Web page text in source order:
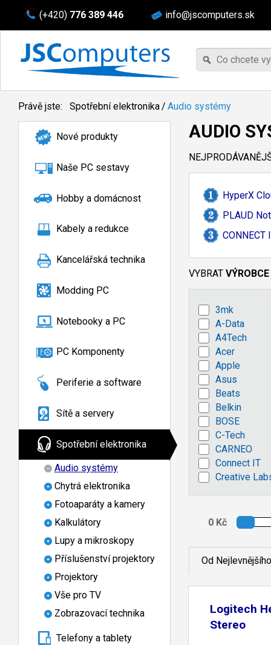
(+420) 776 389 446 info@jscomputers.sk
Právě jste: Spotřební elektronika/ Audio systémy
Nové produkty
Naše PC sestavy
Hobby a domácnost
Kabely a redukce
Kancelářská technika
Modding PC
Notebooky a PC
PC Komponenty
Periferie a software
Sítě a servery
Spotřební elektronika
Audio systémy
Chytrá elektronika
Fotoaparáty a kamery
Kalkulátory
Lupy a mikroskopy
Příslušenství projektory
Projektory
Vše pro TV
Zobrazovací technika
Telefony a tablety
AUDIO
HyperX
PLAUD
CONNECT
VYBRAT VÝROBCE
3mk
A-Data
A4Tech
Acer
Apple
Asus
Beats
Belkin
BOSE
C-Tech
CARNEO
Connect IT
Creative
Od Nejlevnějšího
Logitech
Stereo